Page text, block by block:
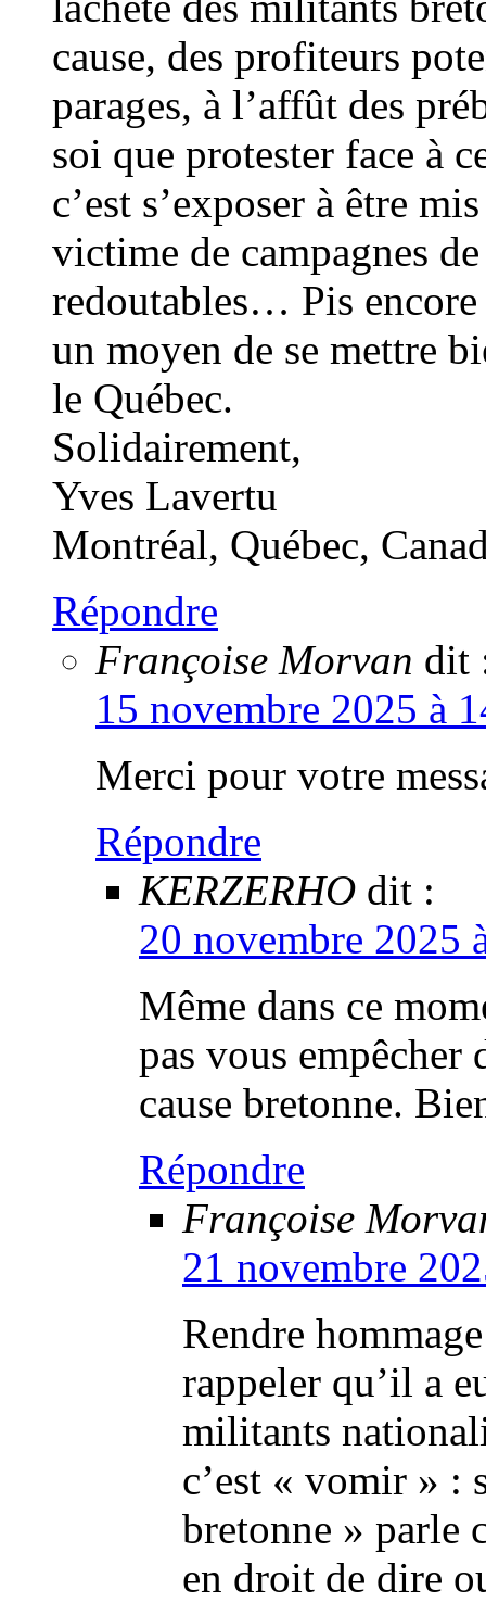
cause, des profiteurs
parages, à l’affût des
soi que protester face à
c’est s’exposer à être
victime de campagnes
redoutables… Pis
un moyen de se mettre
le Québec.
Solidairement,
Yves Lavertu
Montréal, Québec,
Répondre
Françoise Morvan dit
15 novembre 2025 à
Merci pour votre
Répondre
KERZERHO dit :
20 novembre 2025
Même dans ce
pas vous
cause bretonne.
Répondre
Françoise
21 novembre
Rendre
rappeler qu’il a
militants
c’est « vomir » :
bretonne » parle
en droit de dire